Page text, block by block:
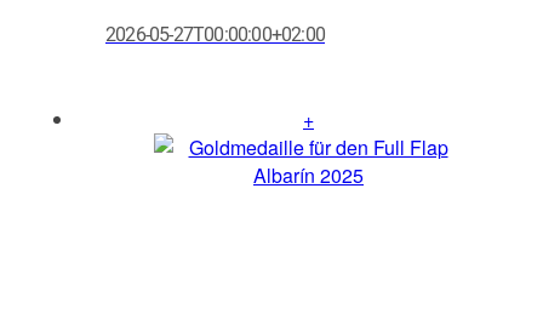
(gegründet 1926) – ein Meilenstein, den
wir als Weinstrasse Adolph GmbH mit
2026-05-27T00:00:00+02:00